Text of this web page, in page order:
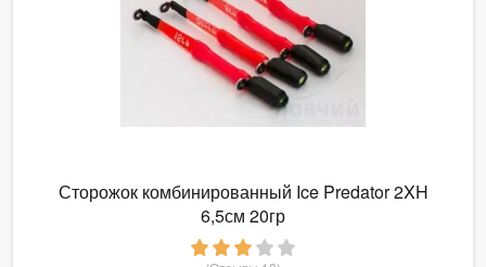
Сторожок комбинированный Ice Predator 2XH
6,5см 20гр